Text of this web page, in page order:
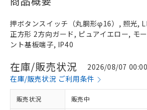
押ボタンスイッチ（丸胴形φ16）, 照光,
正方形 2方向ガード, ピュアイエロー, モ
ント基板端子, IP40
在庫/販売状況
2026/08/07
在庫/販売状況 ご利用条件
販売状況 販売中